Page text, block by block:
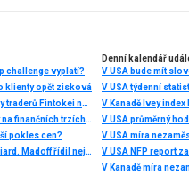
challenge vyplatí?
klienty opět zisková
Léto v plném proudu, trhy také: Top 3 obchody traderů Fintokei na indexech a zlatě
Chamtivost a strach: Největší cenové pohyby na finančních trzích (červenec 2026)
pokles cen?
Stvořil elitní klub, kde Ameriku obral o 65 miliard. Madoff řídil největší Ponzi dějin
Denní kalendář
V USA bude mít
V USA týdenní
V Kanadě Ivey index
V USA průměrný
V USA míra
V USA NFP report
V Kanadě míra